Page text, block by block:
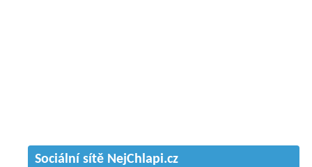
Sociální sítě NejChlapi.cz